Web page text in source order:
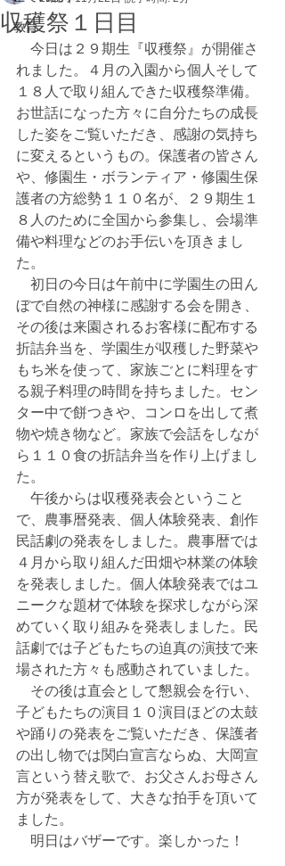
教育
収穫祭１日目
今日は２９期生『収穫祭』が開催さ
れました。４月の入園から個人そして
１８人で取り組んできた収穫祭準備。
お世話になった方々に自分たちの成長
した姿をご覧いただき、感謝の気持ち
に変えるというもの。保護者の皆さん
や、修園生・ボランティア・修園生保
護者の方総勢１１０名が、２９期生１
８人のために全国から参集し、会場準
備や料理などのお手伝いを頂きまし
た。
初日の今日は午前中に学園生の田ん
ぼで自然の神様に感謝する会を開き、
その後は来園されるお客様に配布する
折詰弁当を、学園生が収穫した野菜や
もち米を使って、家族ごとに料理をす
る親子料理の時間を持ちました。セン
ター中で餅つきや、コンロを出して煮
物や焼き物など。家族で会話をしなが
ら１１０食の折詰弁当を作り上げまし
た。
午後からは収穫発表会ということ
で、農事暦発表、個人体験発表、創作
民話劇の発表をしました。農事暦では
４月から取り組んだ田畑や林業の体験
を発表しました。個人体験発表ではユ
ニークな題材で体験を探求しながら深
めていく取り組みを発表しました。民
話劇では子どもたちの迫真の演技で来
場された方々も感動されていました。
その後は直会として懇親会を行い、
子どもたちの演目１０演目ほどの太鼓
や踊りの発表をご覧いただき、保護者
の出し物では関白宣言ならぬ、大岡宣
言という替え歌で、お父さんお母さん
方が発表をして、大きな拍手を頂いて
ました。
明日はバザーです。楽しかった！